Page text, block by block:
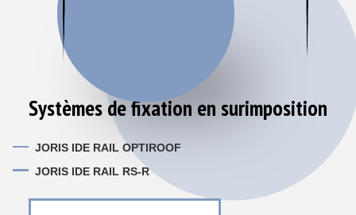
Systèmes de fixation en surimposition
JORIS IDE RAIL OPTIROOF
JORIS IDE RAIL RS-R